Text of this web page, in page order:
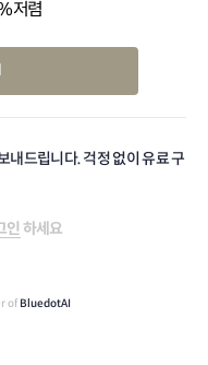
저렴
내드립니다. 걱정 없이 유료 구
인 하세요
of BluedotAI